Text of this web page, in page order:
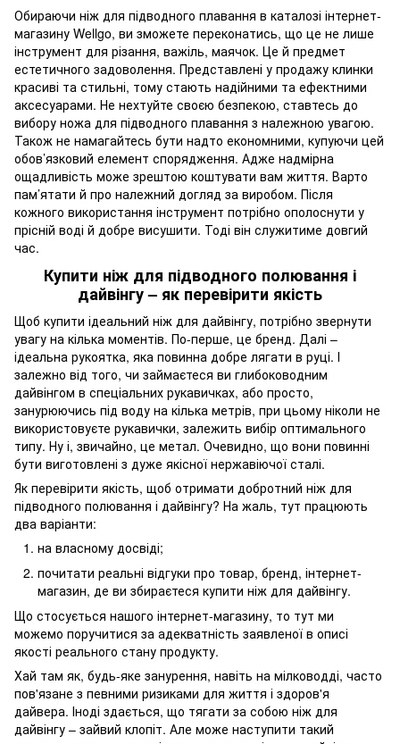
Обираючи ніж для підводного плавання в каталозі інтернет-
магазину Wellgo, ви зможете переконатись, що це не лише
інструмент для різання, важіль, маячок. Це й предмет
естетичного задоволення. Представлені у продажу клинки
красиві та стильні, тому стають надійними та ефектними
аксесуарами. Не нехтуйте своєю безпекою, ставтесь до
вибору ножа для підводного плавання з належною увагою.
Також не намагайтесь бути надто економними, купуючи цей
обов’язковий елемент спорядження. Адже надмірна
ощадливість може зрештою коштувати вам життя. Варто
пам’ятати й про належний догляд за виробом. Після
кожного використання інструмент потрібно ополоснути у
прісній воді й добре висушити. Тоді він служитиме довгий
час.
Купити ніж для підводного полювання і
дайвінгу – як перевірити якість
Щоб купити ідеальний ніж для дайвінгу, потрібно звернути
увагу на кілька моментів. По-перше, це бренд. Далі –
ідеальна рукоятка, яка повинна добре лягати в руці. І
залежно від того, чи займаєтеся ви глибоководним
дайвінгом в спеціальних рукавичках, або просто,
занурюючись під воду на кілька метрів, при цьому ніколи не
використовуєте рукавички, залежить вибір оптимального
типу. Ну і, звичайно, це метал. Очевидно, що вони повинні
бути виготовлені з дуже якісної нержавіючої сталі.
Як перевірити якість, щоб отримати добротний ніж для
підводного полювання і дайвінгу? На жаль, тут працюють
два варіанти:
на власному досвіді;
почитати реальні відгуки про товар, бренд, інтернет-
магазин, де ви збираєтеся купити ніж для дайвінгу.
Що стосується нашого інтернет-магазину, то тут ми
можемо поручитися за адекватність заявленої в описі
якості реального стану продукту.
Хай там як, будь-яке занурення, навіть на мілководді, часто
пов'язане з певними ризиками для життя і здоров'я
дайвера. Іноді здається, що тягати за собою ніж для
дайвінгу – зайвий клопіт. Але може наступити такий